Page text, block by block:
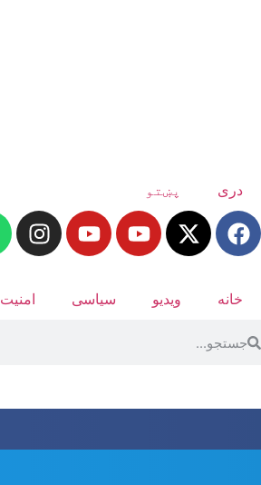
دری پښتو
خانه ویدیو سیاسی امنیت